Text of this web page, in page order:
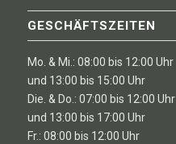
GESCHÄFTSZEITEN
Mo. & Mi.: 08:00 bis 12:00 Uhr
und 13:00 bis 15:00 Uhr
Die. & Do.: 07:00 bis 12:00 Uhr
und 13:00 bis 17:00 Uhr
Fr.: 08:00 bis 12:00 Uhr